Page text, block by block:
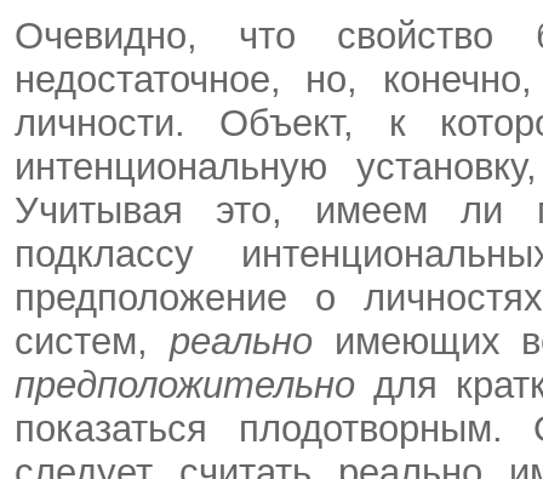
Очевидно, что свойство
недостаточное, но,
личности. Объект, к
интенциональную
Учитывая это, имеем ли
подклассу
предположение о
систем, реально имеющих
предположительно для
показаться